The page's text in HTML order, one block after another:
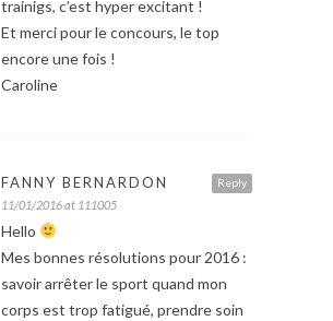
trainigs, c’est hyper excitant !
Et merci pour le concours, le top
encore une fois !
Caroline
Reply
FANNY BERNARDON
11/01/2016 at 111005
Hello
Mes bonnes résolutions pour 2016 :
savoir arrêter le sport quand mon
corps est trop fatigué, prendre soin